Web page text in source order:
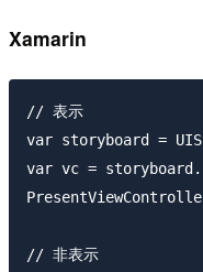
Xamarin
// 表示
var storyboard =
var vc =
// 非表示